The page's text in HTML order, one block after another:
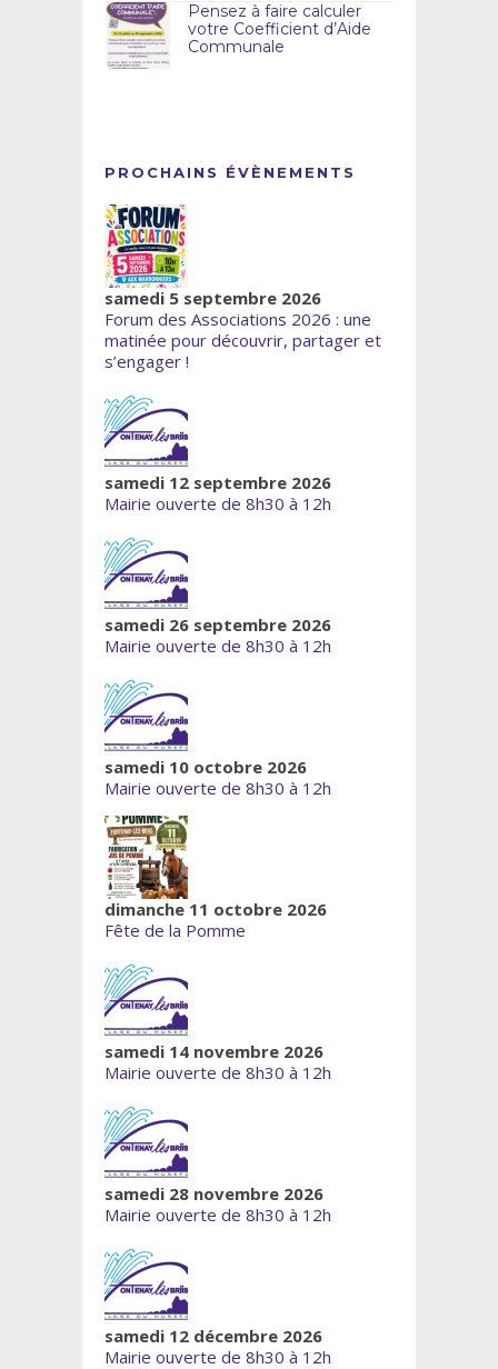
Pensez à faire calculer
votre Coefficient d’Aide
Communale
PROCHAINS ÉVÈNEMENTS
samedi 5 septembre 2026
Forum des Associations 2026 : une
matinée pour découvrir, partager et
s’engager !
samedi 12 septembre 2026
Mairie ouverte de 8h30 à 12h
samedi 26 septembre 2026
Mairie ouverte de 8h30 à 12h
samedi 10 octobre 2026
Mairie ouverte de 8h30 à 12h
dimanche 11 octobre 2026
Fête de la Pomme
samedi 14 novembre 2026
Mairie ouverte de 8h30 à 12h
samedi 28 novembre 2026
Mairie ouverte de 8h30 à 12h
samedi 12 décembre 2026
Mairie ouverte de 8h30 à 12h